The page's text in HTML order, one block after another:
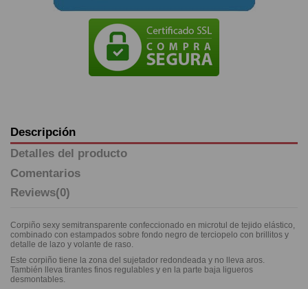
Descripción
Detalles del producto
Comentarios
Reviews(0)
Corpiño sexy semitransparente confeccionado en microtul de tejido elástico,
combinado con estampados sobre fondo negro de terciopelo con brillitos y
detalle de lazo y volante de raso.
Este corpiño tiene la zona del sujetador redondeada y no lleva aros.
También lleva tirantes finos regulables y en la parte baja ligueros
desmontables.